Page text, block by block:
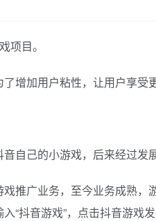
目。
增加用户粘性，让用户享受
自己的小游戏，后来经过发展
推广业务，至今业务成熟，
“抖音游戏”，点击抖音游戏